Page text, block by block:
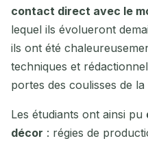
contact direct avec le
lequel ils évolueront
ils ont été
techniques et
portes des coulisses de
Les étudiants ont ainsi pu
décor : régies de